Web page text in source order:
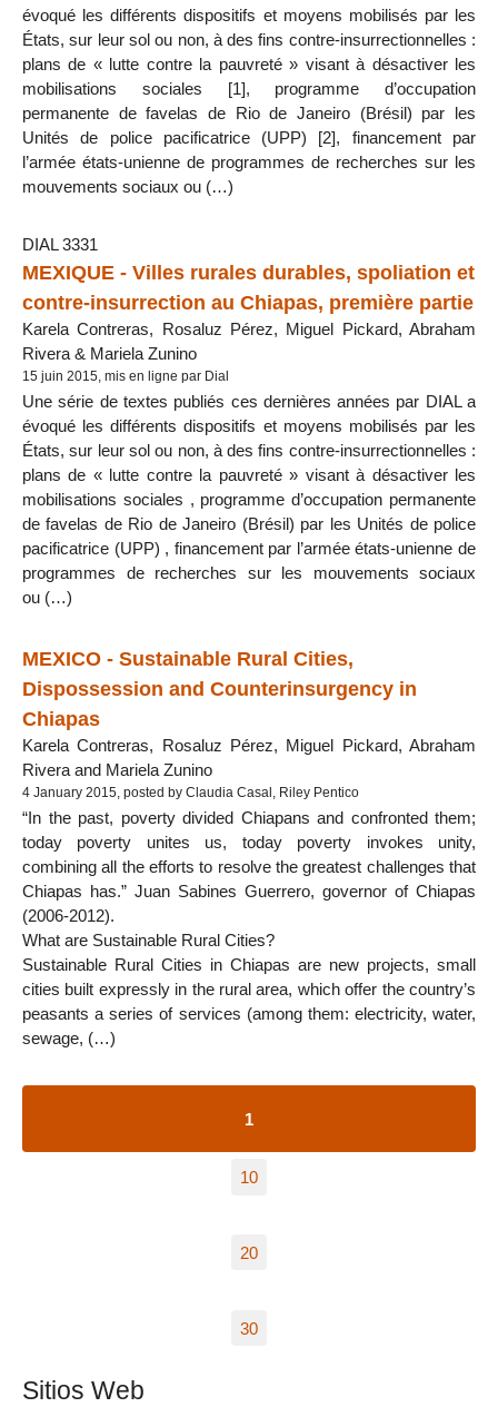
évoqué les différents dispositifs et moyens mobilisés par les
États, sur leur sol ou non, à des fins contre-insurrectionnelles :
plans de « lutte contre la pauvreté » visant à désactiver les
mobilisations sociales [1], programme d’occupation
permanente de favelas de Rio de Janeiro (Brésil) par les
Unités de police pacificatrice (UPP) [2], financement par
l’armée états-unienne de programmes de recherches sur les
mouvements sociaux ou (…)
DIAL 3331
MEXIQUE - Villes rurales durables, spoliation et
contre-insurrection au Chiapas, première partie
Karela Contreras, Rosaluz Pérez, Miguel Pickard, Abraham
Rivera & Mariela Zunino
15 juin 2015, mis en ligne par Dial
Une série de textes publiés ces dernières années par DIAL a
évoqué les différents dispositifs et moyens mobilisés par les
États, sur leur sol ou non, à des fins contre-insurrectionnelles :
plans de « lutte contre la pauvreté » visant à désactiver les
mobilisations sociales , programme d’occupation permanente
de favelas de Rio de Janeiro (Brésil) par les Unités de police
pacificatrice (UPP) , financement par l’armée états-unienne de
programmes de recherches sur les mouvements sociaux
ou (…)
MEXICO - Sustainable Rural Cities,
Dispossession and Counterinsurgency in
Chiapas
Karela Contreras, Rosaluz Pérez, Miguel Pickard, Abraham
Rivera and Mariela Zunino
4 January 2015, posted by Claudia Casal, Riley Pentico
“In the past, poverty divided Chiapans and confronted them;
today poverty unites us, today poverty invokes unity,
combining all the efforts to resolve the greatest challenges that
Chiapas has.” Juan Sabines Guerrero, governor of Chiapas
(2006-2012).
What are Sustainable Rural Cities?
Sustainable Rural Cities in Chiapas are new projects, small
cities built expressly in the rural area, which offer the country’s
peasants a series of services (among them: electricity, water,
sewage, (…)
1
10
20
30
Sitios Web